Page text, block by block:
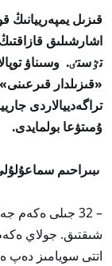
اشارشىلىق
تٷستٸ. وسىناۋ
«قىزىلدار
تراگەدييالاردى
ۇمىتۋعا بولمايدى.
ىبىراحىم
– 32 جىلى ەكەم
شىقتىق. جولاي
اتتى سويامىز دەپ